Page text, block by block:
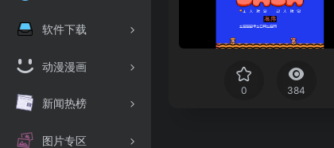
软件下载
动漫漫画
新闻热榜
图片专区
0 384